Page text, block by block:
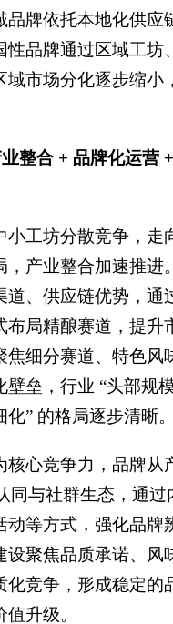
品牌依托本地化供应
性品牌通过区域工坊
域市场分化逐步缩小
整合 + 品牌化运营
工坊分散竞争，走
，产业整合加速推进
道、供应链优势，通
布局精酿赛道，提升
焦细分赛道、特色风
壁垒，行业 “头部规
” 的格局逐步清晰。
核心竞争力，品牌从
同与社群生态，通过
动等方式，强化品牌
设聚焦品质承诺、风
化竞争，形成稳定的
升级。